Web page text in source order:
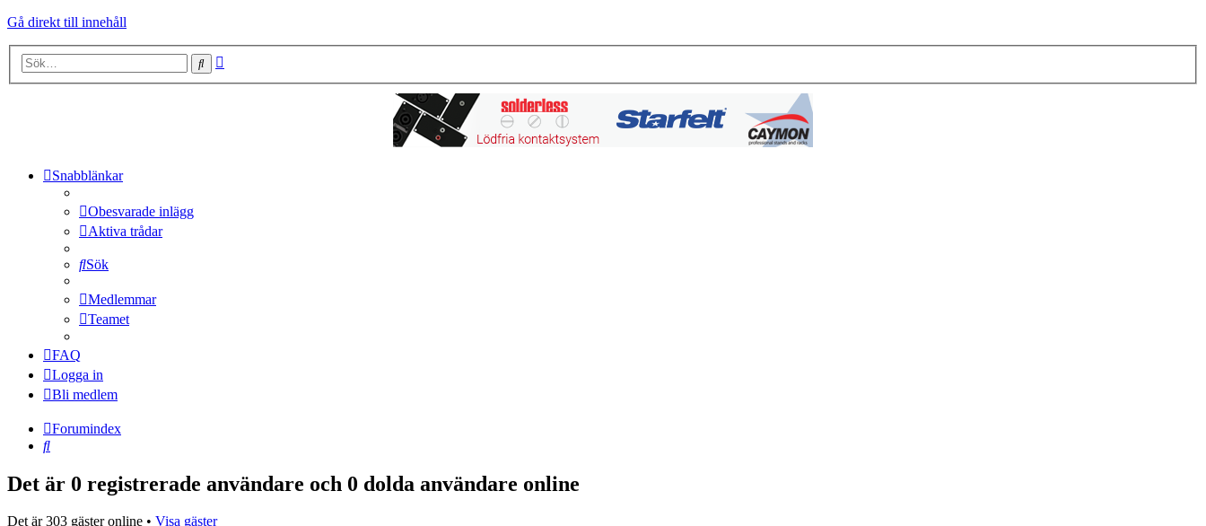
Gå direkt till innehåll
Sök
Snabblänkar
Obesvarade inlägg
Aktiva trådar
Sök
Medlemmar
Teamet
FAQ
Logga in
Bli medlem
Forumindex
Sök
Det är 0 registrerade användare och 0 dolda användare online
Det är 303 gäster online • Visa gäster